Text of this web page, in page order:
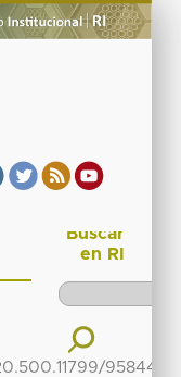
95844/
Buscar
en RI